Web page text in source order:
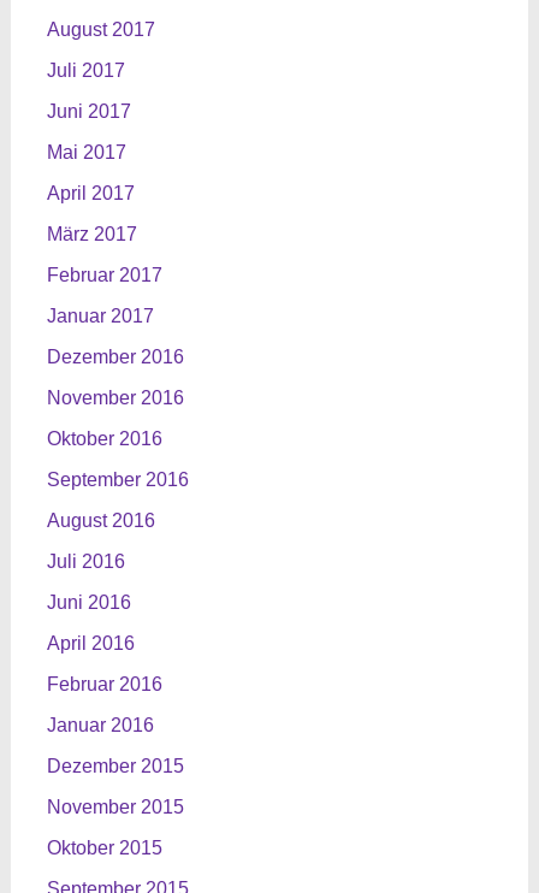
August 2017
Juli 2017
Juni 2017
Mai 2017
April 2017
März 2017
Februar 2017
Januar 2017
Dezember 2016
November 2016
Oktober 2016
September 2016
August 2016
Juli 2016
Juni 2016
April 2016
Februar 2016
Januar 2016
Dezember 2015
November 2015
Oktober 2015
September 2015